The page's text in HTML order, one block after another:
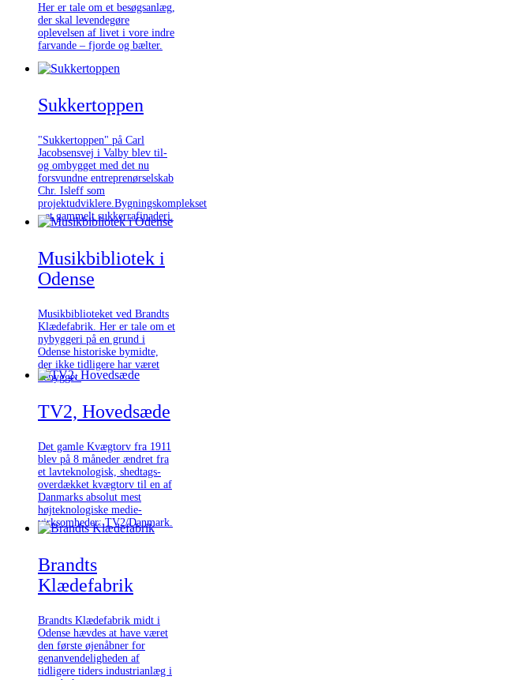
Her er tale om et besøgsanlæg,
der skal levendegøre
oplevelsen af livet i vore indre
farvande – fjorde og bælter.
Sukkertoppen
"Sukkertoppen" på Carl
Jacobsensvej i Valby blev til-
og ombygget med det nu
forsvundne entreprenørselskab
Chr. Isleff som
projektudviklere.Bygningskomplekset
- et gammelt sukkerrafinaderi.
Musikbibliotek i
Odense
Musikbiblioteket ved Brandts
Klædefabrik. Her er tale om et
nybyggeri på en grund i
Odense historiske bymidte,
der ikke tidligere har været
bebygget.
TV2, Hovedsæde
Det gamle Kvægtorv fra 1911
blev på 8 måneder ændret fra
et lavteknologisk, shedtags-
overdækket kvægtorv til en af
Danmarks absolut mest
højteknologiske medie-
virksomheder: TV2/Danmark.
Brandts
Klædefabrik
Brandts Klædefabrik midt i
Odense hævdes at have været
den første øjenåbner for
genanvendeligheden af
tidligere tiders industrianlæg i